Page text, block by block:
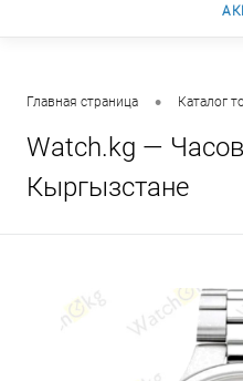
Главная страница • Каталог
Watch.kg —
Кыргызстане